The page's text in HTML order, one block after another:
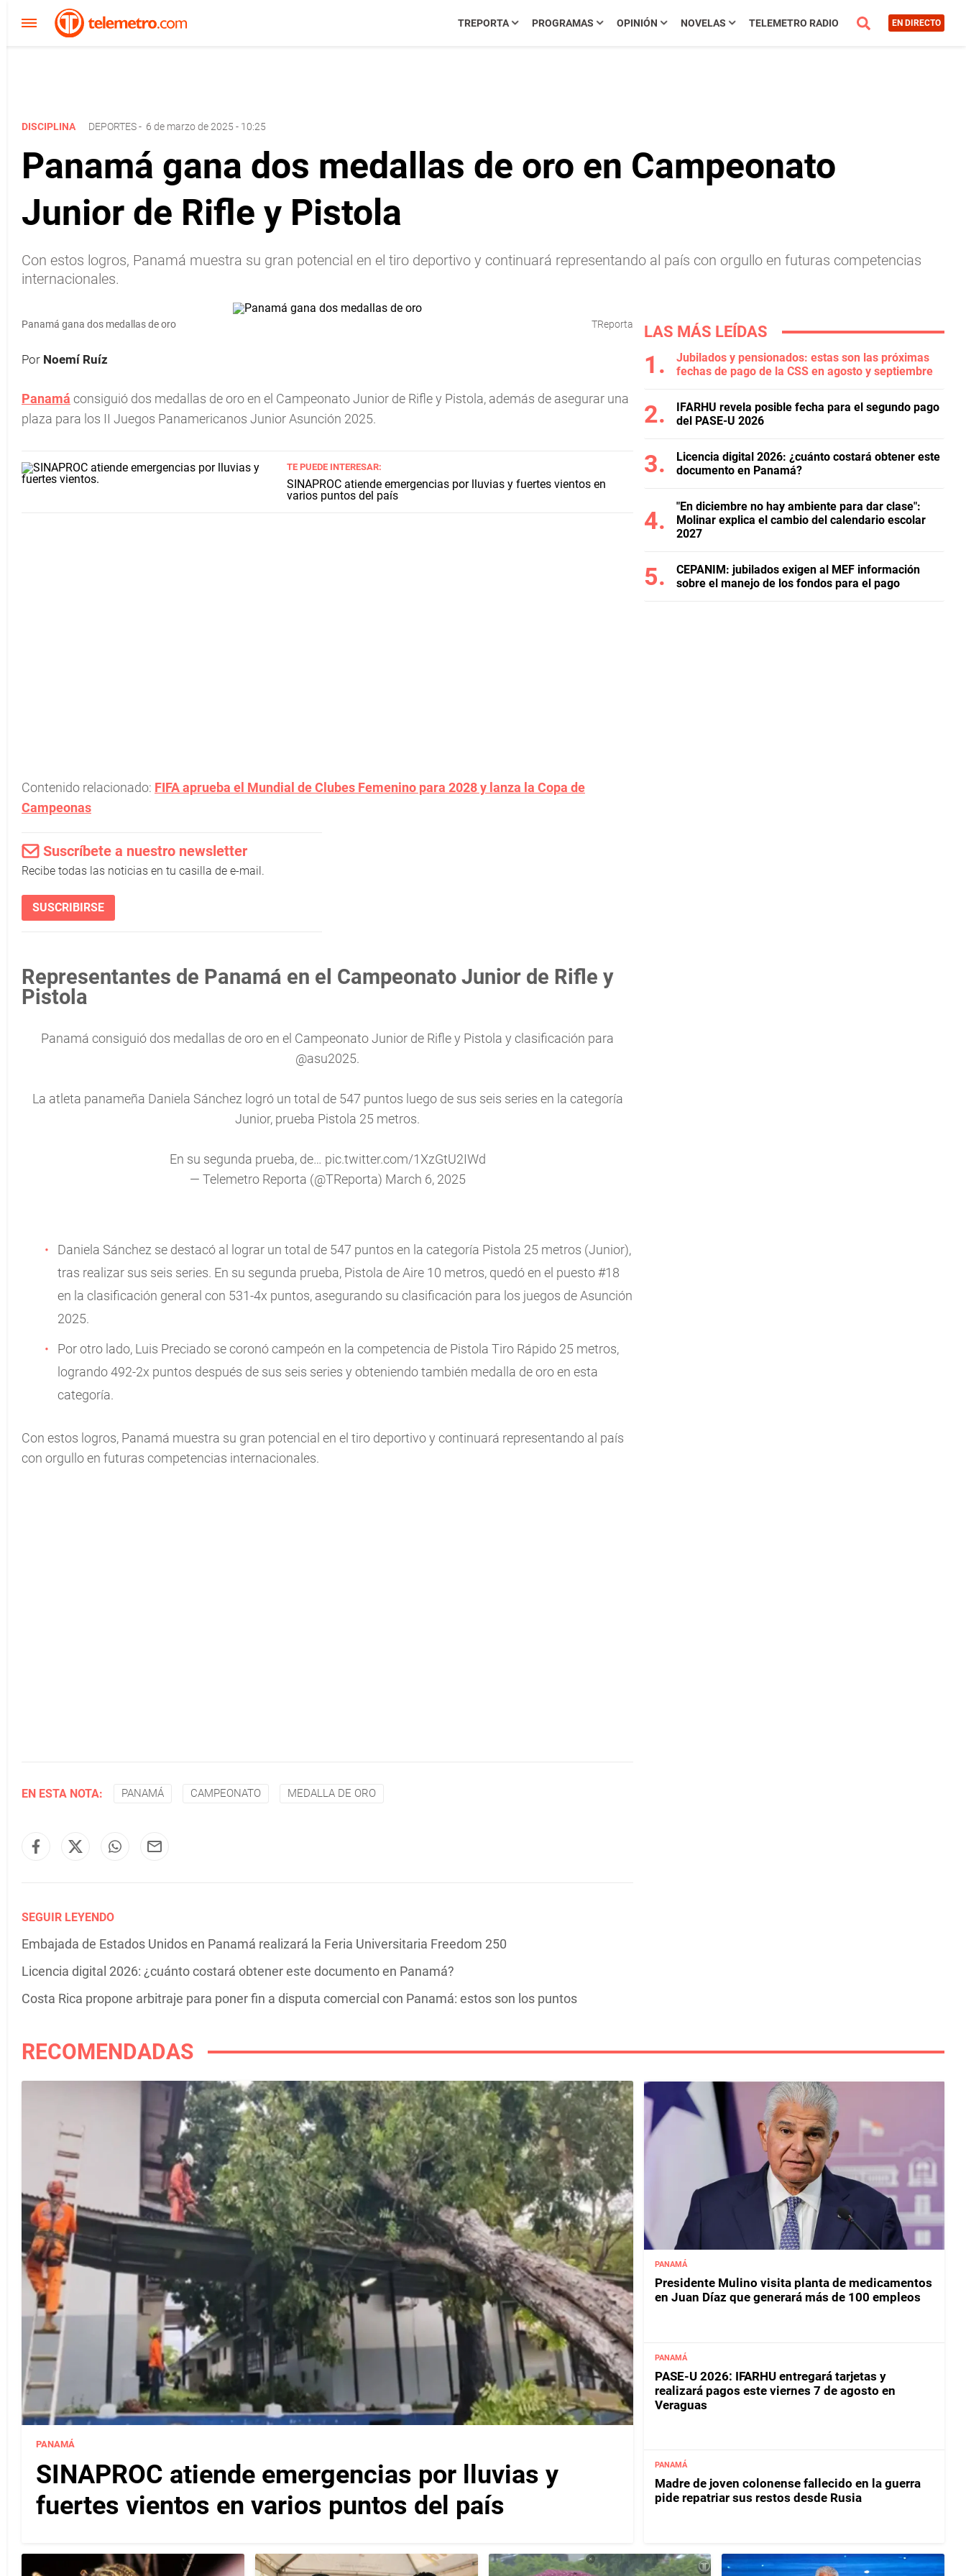
TREPORTA PROGRAMAS OPINIÓN NOVELAS TELEMETRO RADIO EN DIRECTO
DISCIPLINA DEPORTES- 6 de marzo de 2025 - 10:25
Panamá gana dos medallas de oro en Campeonato
Junior de Rifle y Pistola
Con estos logros, Panamá muestra su gran potencial en el tiro deportivo y continuará representando al país con orgullo en futuras competencias
internacionales.
Panamá gana dos medallas de oro TReporta
Por Noemí Ruíz
Panamá consiguió dos medallas de oro en el Campeonato Junior de Rifle y Pistola, además de asegurar una
plaza para los II Juegos Panamericanos Junior Asunción 2025.
TE PUEDE INTERESAR:
SINAPROC atiende emergencias por lluvias y fuertes vientos en
varios puntos del país
Contenido relacionado: FIFA aprueba el Mundial de Clubes Femenino para 2028 y lanza la Copa de
Campeonas
Suscríbete a nuestro newsletter
Recibe todas las noticias en tu casilla de e-mail.
SUSCRIBIRSE
Representantes de Panamá en el Campeonato Junior de Rifle y
Pistola
Panamá consiguió dos medallas de oro en el Campeonato Junior de Rifle y Pistola y clasificación para
@asu2025.
La atleta panameña Daniela Sánchez logró un total de 547 puntos luego de sus seis series en la categoría
Junior, prueba Pistola 25 metros.
En su segunda prueba, de… pic.twitter.com/1XzGtU2IWd
— Telemetro Reporta (@TReporta) March 6, 2025
Daniela Sánchez se destacó al lograr un total de 547 puntos en la categoría Pistola 25 metros (Junior),
tras realizar sus seis series. En su segunda prueba, Pistola de Aire 10 metros, quedó en el puesto #18
en la clasificación general con 531-4x puntos, asegurando su clasificación para los juegos de Asunción
2025.
Por otro lado, Luis Preciado se coronó campeón en la competencia de Pistola Tiro Rápido 25 metros,
logrando 492-2x puntos después de sus seis series y obteniendo también medalla de oro en esta
categoría.
Con estos logros, Panamá muestra su gran potencial en el tiro deportivo y continuará representando al país
con orgullo en futuras competencias internacionales.
EN ESTA NOTA: PANAMÁ CAMPEONATO MEDALLA DE ORO
SEGUIR LEYENDO
Embajada de Estados Unidos en Panamá realizará la Feria Universitaria Freedom 250
Licencia digital 2026: ¿cuánto costará obtener este documento en Panamá?
Costa Rica propone arbitraje para poner fin a disputa comercial con Panamá: estos son los puntos
LAS MÁS LEÍDAS
Jubilados y pensionados: estas son las próximas
fechas de pago de la CSS en agosto y septiembre
IFARHU revela posible fecha para el segundo pago
del PASE-U 2026
Licencia digital 2026: ¿cuánto costará obtener este
documento en Panamá?
"En diciembre no hay ambiente para dar clase":
Molinar explica el cambio del calendario escolar
2027
CEPANIM: jubilados exigen al MEF información
sobre el manejo de los fondos para el pago
RECOMENDADAS
PANAMÁ
SINAPROC atiende emergencias por lluvias y
fuertes vientos en varios puntos del país
PANAMÁ
Presidente Mulino visita planta de medicamentos
en Juan Díaz que generará más de 100 empleos
PANAMÁ
PASE-U 2026: IFARHU entregará tarjetas y
realizará pagos este viernes 7 de agosto en
Veraguas
PANAMÁ
Madre de joven colonense fallecido en la guerra
pide repatriar sus restos desde Rusia